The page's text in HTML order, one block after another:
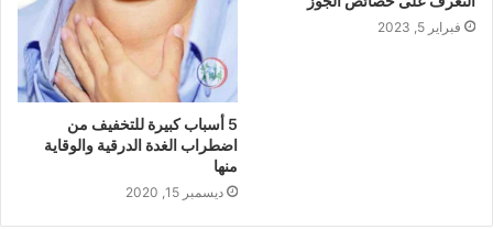
فبراير 5, 2023
5 أسباب كبيرة للتخفيف من
اضطراب الغدة الدرقية والوقاية
منها
ديسمبر 15, 2020